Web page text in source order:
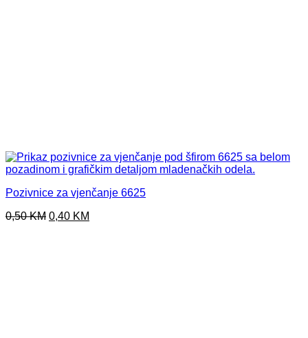
Pozivnice za vjenčanje 6625
0,50KM Original
0,40 KM